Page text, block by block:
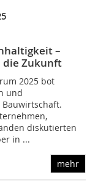
–
die Zukunft
2025 bot
und
diskutierten
in ...
mehr